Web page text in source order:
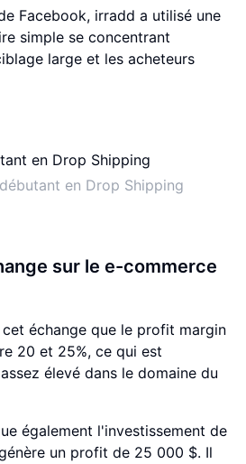
Facebook, irradd a utilisé une
simple se concentrant
large et les acheteurs
en Drop Shipping
sur le e-commerce
échange que le profit margin
20 et 25%, ce qui est
élevé dans le domaine du
également l'investissement de
un profit de 25 000 $. Il